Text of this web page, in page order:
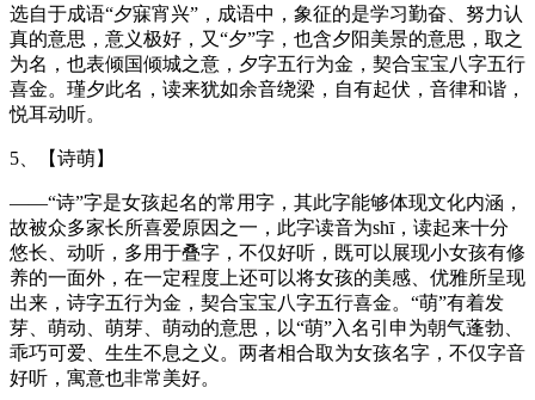
选自于成语“夕寐宵兴”，成语中，象征的是学习勤奋、努力认
真的意思，意义极好，又“夕”字，也含夕阳美景的意思，取之
为名，也表倾国倾城之意，夕字五行为金，契合宝宝八字五行
喜金。瑾夕此名，读来犹如余音绕梁，自有起伏，音律和谐，
悦耳动听。
5、【诗萌】
——“诗”字是女孩起名的常用字，其此字能够体现文化内涵，
故被众多家长所喜爱原因之一，此字读音为shī，读起来十分
悠长、动听，多用于叠字，不仅好听，既可以展现小女孩有修
养的一面外，在一定程度上还可以将女孩的美感、优雅所呈现
出来，诗字五行为金，契合宝宝八字五行喜金。“萌”有着发
芽、萌动、萌芽、萌动的意思，以“萌”入名引申为朝气蓬勃、
乖巧可爱、生生不息之义。两者相合取为女孩名字，不仅字音
好听，寓意也非常美好。